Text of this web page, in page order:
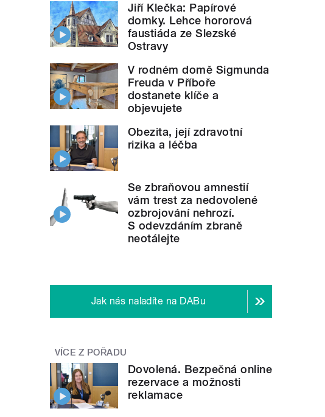
Jiří Klečka: Papírové
domky. Lehce hororová
faustiáda ze Slezské
Ostravy
V rodném domě Sigmunda
Freuda v Příboře
dostanete klíče a
objevujete
Obezita, její zdravotní
rizika a léčba
Se zbraňovou amnestií
vám trest za nedovolené
ozbrojování nehrozí.
S odevzdáním zbraně
neotálejte
Jak nás naladíte na DABu
VÍCE Z POŘADU
Dovolená. Bezpečná online
rezervace a možnosti
reklamace